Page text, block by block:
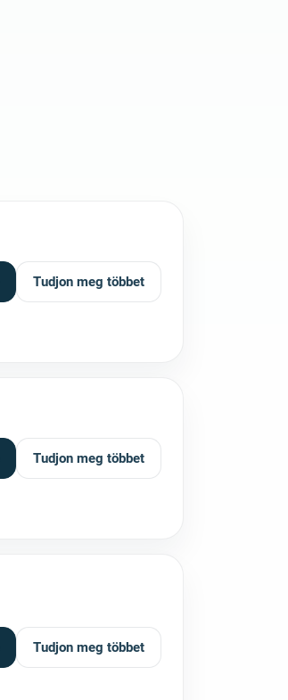
Tudjon meg többet
Tudjon meg többet
Tudjon meg többet